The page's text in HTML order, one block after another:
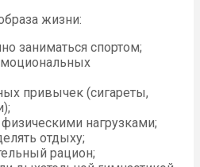
жизни:
заниматься спортом;
привычек (сигареты,
нагрузками;
отдыху;
рацион;